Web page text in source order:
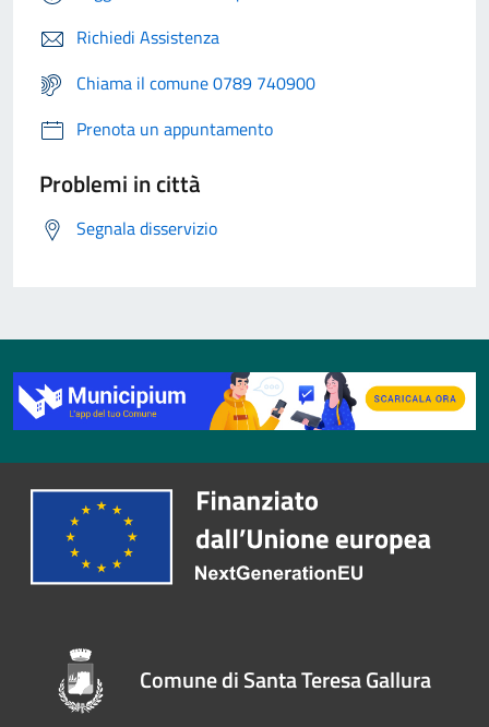
Richiedi Assistenza
Chiama il comune 0789 740900
Prenota un appuntamento
Problemi in città
Segnala disservizio
Comune di Santa Teresa Gallura